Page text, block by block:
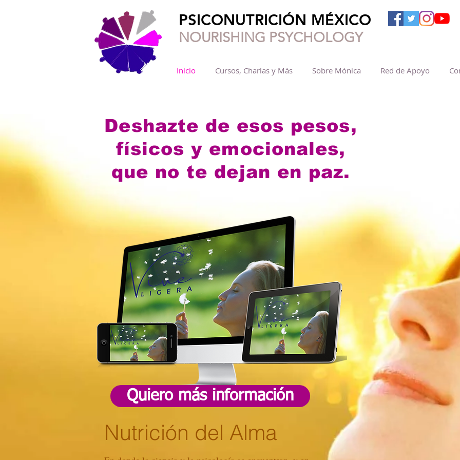
PSICONUTRICIÓN MÉXICO
NOURISHING PSYCHOLOGY
Inicio Cursos, Charlas y Más Sobre Mónica Red de Apoyo
Deshazte de esos pesos,
físicos y emocionales,
que no te dejan en paz.
Quiero más información
Nutrición del Alma